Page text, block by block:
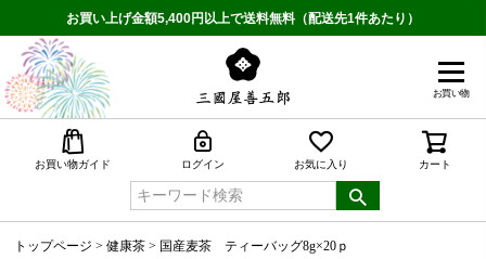
お買い上げ金額5,400円以上で送料無料（配送先1件あたり）
お買い物
お買い物ガイド ログイン お気に入り カート
トップページ 健康茶 国産麦茶 ティーバッグ8g×20ｐ